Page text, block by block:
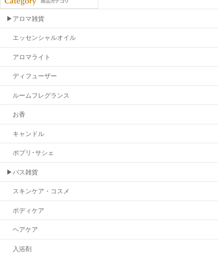
▶アロマ雑貨
エッセンシャルオイル
アロマライト
ディフューザー
ルームフレグランス
お香
キャンドル
ポプリ･サシェ
▶バス雑貨
スキンケア・コスメ
ボディケア
ヘアケア
入浴剤